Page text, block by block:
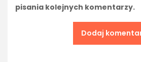
pisania kolejnych komentarzy.